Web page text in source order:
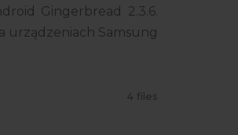
Gingerbread 2.3.6.
urządzeniach Samsung
4 files